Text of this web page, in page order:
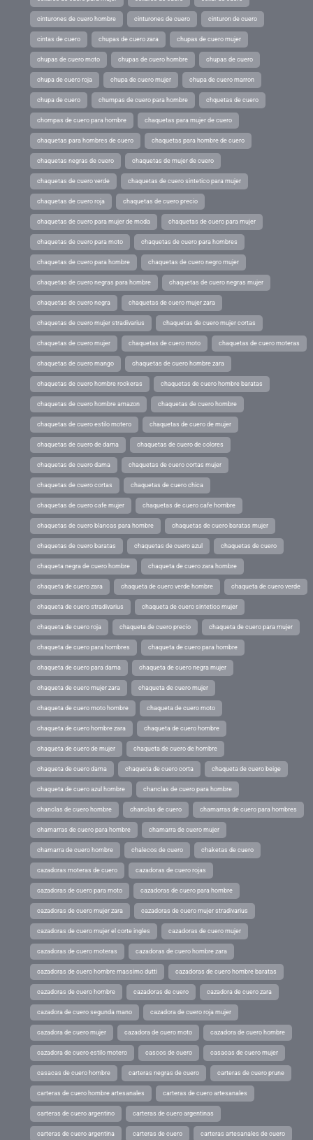
cinturones de cuero hombre cinturones de cuero cinturon de cuero
cintas de cuero chupas de cuero zara chupas de cuero mujer
chupas de cuero moto chupas de cuero hombre chupas de cuero
chupa de cuero roja chupa de cuero mujer chupa de cuero marron
chupa de cuero chumpas de cuero para hombre chquetas de cuero
chompas de cuero para hombre chaquetas para mujer de cuero
chaquetas para hombres de cuero chaquetas para hombre de cuero
chaquetas negras de cuero chaquetas de mujer de cuero
chaquetas de cuero verde chaquetas de cuero sintetico para mujer
chaquetas de cuero roja chaquetas de cuero precio
chaquetas de cuero para mujer de moda chaquetas de cuero para mujer
chaquetas de cuero para moto chaquetas de cuero para hombres
chaquetas de cuero para hombre chaquetas de cuero negro mujer
chaquetas de cuero negras para hombre chaquetas de cuero negras mujer
chaquetas de cuero negra chaquetas de cuero mujer zara
chaquetas de cuero mujer stradivarius chaquetas de cuero mujer cortas
chaquetas de cuero mujer chaquetas de cuero moto chaquetas de cuero moteras
chaquetas de cuero mango chaquetas de cuero hombre zara
chaquetas de cuero hombre rockeras chaquetas de cuero hombre baratas
chaquetas de cuero hombre amazon chaquetas de cuero hombre
chaquetas de cuero estilo motero chaquetas de cuero de mujer
chaquetas de cuero de dama chaquetas de cuero de colores
chaquetas de cuero dama chaquetas de cuero cortas mujer
chaquetas de cuero cortas chaquetas de cuero chica
chaquetas de cuero cafe mujer chaquetas de cuero cafe hombre
chaquetas de cuero blancas para hombre chaquetas de cuero baratas mujer
chaquetas de cuero baratas chaquetas de cuero azul chaquetas de cuero
chaqueta negra de cuero hombre chaqueta de cuero zara hombre
chaqueta de cuero zara chaqueta de cuero verde hombre chaqueta de cuero verde
chaqueta de cuero stradivarius chaqueta de cuero sintetico mujer
chaqueta de cuero roja chaqueta de cuero precio chaqueta de cuero para mujer
chaqueta de cuero para hombres chaqueta de cuero para hombre
chaqueta de cuero para dama chaqueta de cuero negra mujer
chaqueta de cuero mujer zara chaqueta de cuero mujer
chaqueta de cuero moto hombre chaqueta de cuero moto
chaqueta de cuero hombre zara chaqueta de cuero hombre
chaqueta de cuero de mujer chaqueta de cuero de hombre
chaqueta de cuero dama chaqueta de cuero corta chaqueta de cuero beige
chaqueta de cuero azul hombre chanclas de cuero para hombre
chanclas de cuero hombre chanclas de cuero chamarras de cuero para hombres
chamarras de cuero para hombre chamarra de cuero mujer
chamarra de cuero hombre chalecos de cuero chaketas de cuero
cazadoras moteras de cuero cazadoras de cuero rojas
cazadoras de cuero para moto cazadoras de cuero para hombre
cazadoras de cuero mujer zara cazadoras de cuero mujer stradivarius
cazadoras de cuero mujer el corte ingles cazadoras de cuero mujer
cazadoras de cuero moteras cazadoras de cuero hombre zara
cazadoras de cuero hombre massimo dutti cazadoras de cuero hombre baratas
cazadoras de cuero hombre cazadoras de cuero cazadora de cuero zara
cazadora de cuero segunda mano cazadora de cuero roja mujer
cazadora de cuero mujer cazadora de cuero moto cazadora de cuero hombre
cazadora de cuero estilo motero cascos de cuero casacas de cuero mujer
casacas de cuero hombre carteras negras de cuero carteras de cuero prune
carteras de cuero hombre artesanales carteras de cuero artesanales
carteras de cuero argentino carteras de cuero argentinas
carteras de cuero argentina carteras de cuero carteras artesanales de cuero